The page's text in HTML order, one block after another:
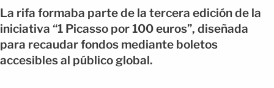
La rifa formaba parte de la tercera edición de la
iniciativa “1 Picasso por 100 euros”, diseñada
para recaudar fondos mediante boletos
accesibles al público global.